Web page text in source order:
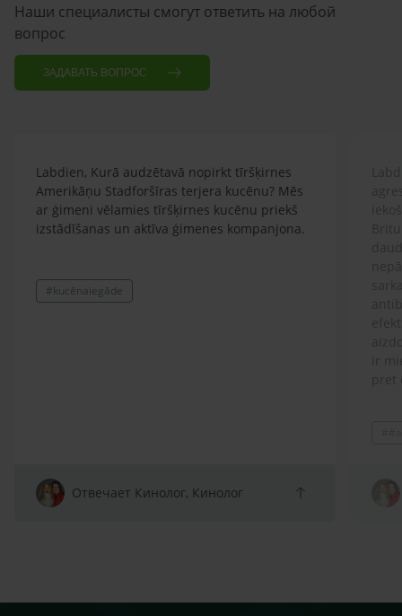
Наши специалисты смогут ответить на любой
вопрос
ЗАДАВАТЬ ВОПРОС
Labdien, Kurā audzētavā nopirkt tīršķirnes
Amerikāņu Stadforšīras terjera kucēnu? Mēs
ar ģimeni vēlamies tīršķirnes kucēnu priekš
izstādīšanas un aktīva ģimenes kompanjona.
#kucēnaiegāde
Отвечает Кинолог, Кинолог
arī